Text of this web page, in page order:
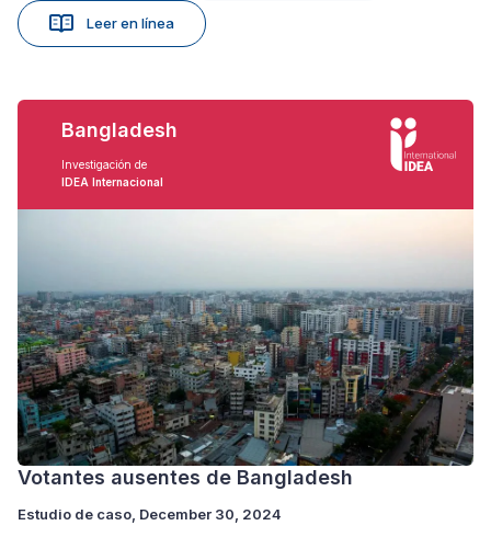
Leer en línea
Bangladesh
Investigación de
IDEA Internacional
Votantes ausentes de Bangladesh
Estudio de caso , December 30, 2024